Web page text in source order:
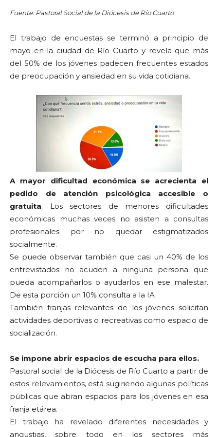
Fuente: Pastoral Social de la Diócesis de Río Cuarto
El trabajo de encuestas se terminó a principio de
mayo en la ciudad de Río Cuarto y revela que más
del 50% de los jóvenes padecen frecuentes estados
de preocupación y ansiedad en su vida cotidiana.
A mayor dificultad económica se acrecienta el
pedido de atención psicológica accesible o
gratuita. Los sectores de menores dificultades
económicas muchas veces no asisten a consultas
profesionales por no quedar estigmatizados
socialmente.
Se puede observar también que casi un 40% de los
entrevistados no acuden a ninguna persona que
pueda acompañarlos o ayudarlos en ese malestar.
De esta porción un 10% consulta a la IA.
También franjas relevantes de los jóvenes solicitan
actividades deportivas o recreativas como espacio de
socialización.
Se impone abrir espacios de escucha para ellos.
Pastoral social de la Diócesis de Río Cuarto a partir de
estos relevamientos, está sugiriendo algunas políticas
públicas que abran espacios para los jóvenes en esa
franja etárea.
El trabajo ha revelado diferentes necesidades y
angustias, sobre todo en los sectores más